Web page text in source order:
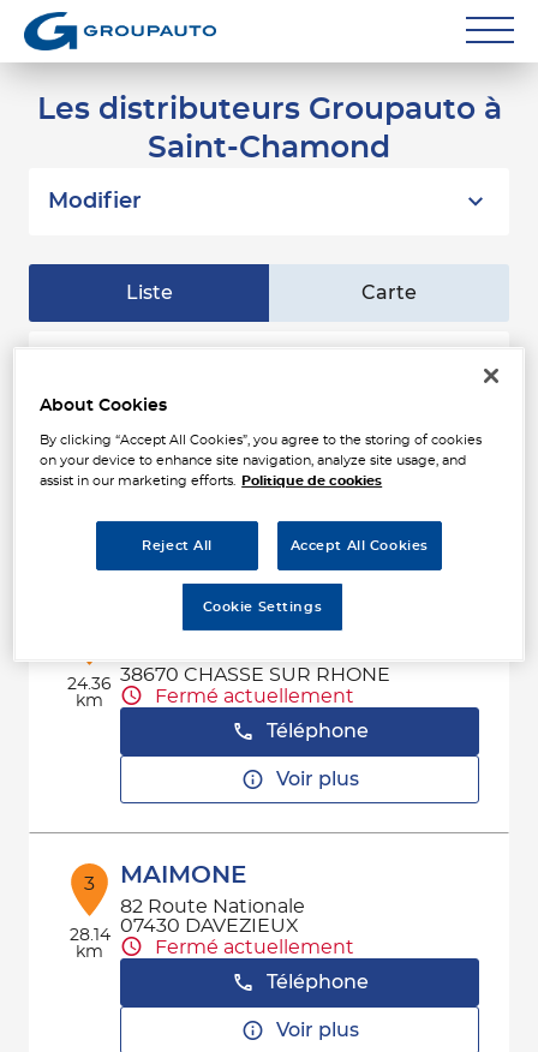
Carrossiers
Les distributeurs Groupauto à
Saint-Chamond
Modifier
Liste Carte
6.72
km
Rue René Cassin
Fermé actuellement
Téléphone
Voir plus
24.36
km
DURAND SERVICES
38670 CHASSE SUR RHONE
Fermé actuellement
Téléphone
Voir plus
3
28.14
km
MAIMONE
82 Route Nationale
07430 DAVEZIEUX
Fermé actuellement
Téléphone
Voir plus
About Cookies
By clicking “Accept All Cookies”, you agree to the storing of cookies
on your device to enhance site navigation, analyze site usage, and
assist in our marketing efforts.
Politique de cookies
Reject All Accept All Cookies
Cookie Settings